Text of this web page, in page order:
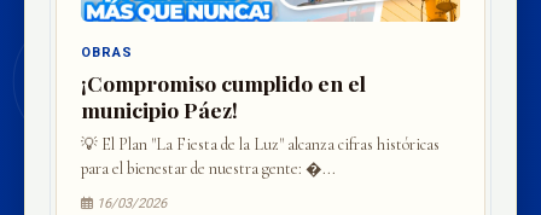
OBRAS
¡Compromiso cumplido en el
municipio Páez!
💡 El Plan "La Fiesta de la Luz" alcanza cifras históricas
para el bienestar de nuestra gente: �...
16/03/2026